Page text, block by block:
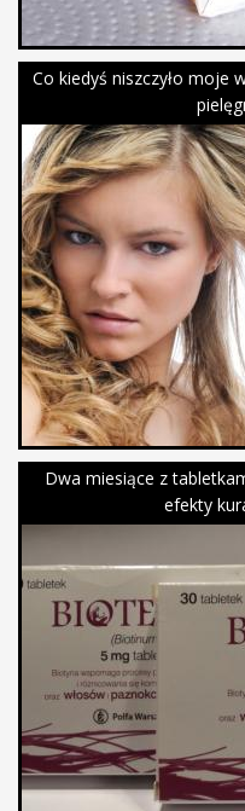
Co kiedyś niszczyło moje
Dwa miesiące z
efekty